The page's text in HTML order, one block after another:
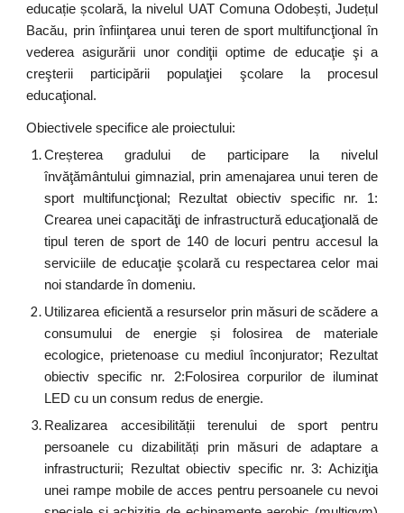
educație școlară, la nivelul UAT Comuna Odobești, Județul
Bacău, prin înfiinţarea unui teren de sport multifuncţional în
vederea asigurării unor condiţii optime de educaţie şi a
creşterii participării populaţiei şcolare la procesul
educaţional.
Obiectivele specifice ale proiectului:
Creșterea gradului de participare la nivelul
învăţământului gimnazial, prin amenajarea unui teren de
sport multifuncţional; Rezultat obiectiv specific nr. 1:
Crearea unei capacităţi de infrastructură educaţională de
tipul teren de sport de 140 de locuri pentru accesul la
serviciile de educaţie şcolară cu respectarea celor mai
noi standarde în domeniu.
Utilizarea eficientă a resurselor prin măsuri de scădere a
consumului de energie și folosirea de materiale
ecologice, prietenoase cu mediul înconjurator; Rezultat
obiectiv specific nr. 2:Folosirea corpurilor de iluminat
LED cu un consum redus de energie.
Realizarea accesibilității terenului de sport pentru
persoanele cu dizabilități prin măsuri de adaptare a
infrastructurii; Rezultat obiectiv specific nr. 3: Achiziţia
unei rampe mobile de acces pentru persoanele cu nevoi